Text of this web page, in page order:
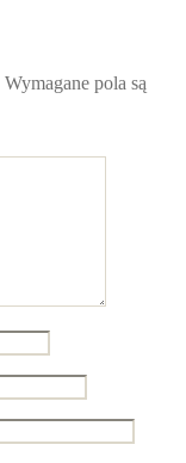
Wymagane pola są